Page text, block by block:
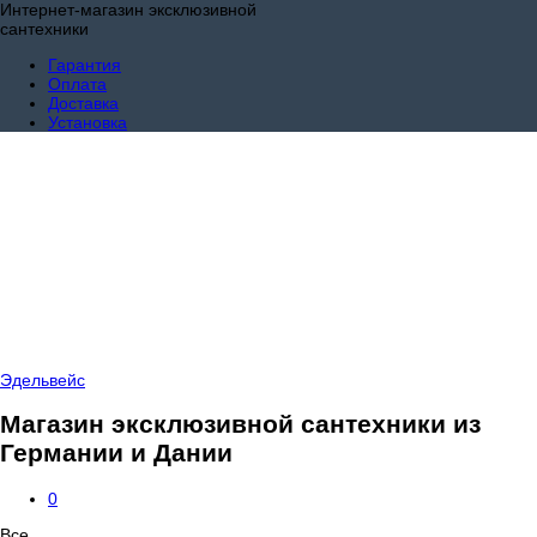
Интернет-магазин эксклюзивной
сантехники
Гарантия
Оплата
Доставка
Установка
Эдельвейс
Магазин эксклюзивной сантехники из
Германии и Дании
0